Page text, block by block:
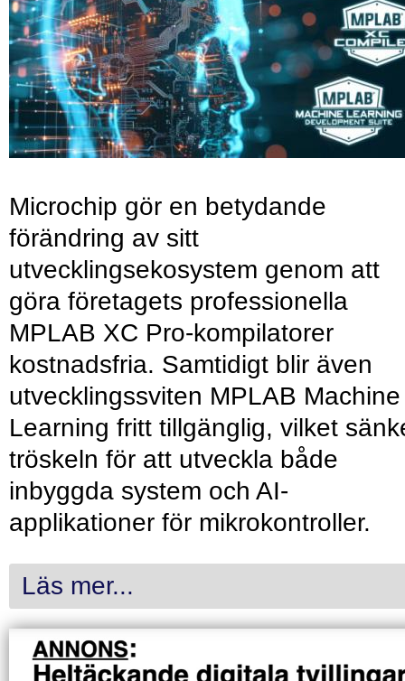
Microchip gör en betydande
förändring av sitt
utvecklingsekosystem genom att
göra företagets professionella
MPLAB XC Pro-kompilatorer
kostnadsfria. Samtidigt blir även
utvecklingssviten MPLAB Machine
Learning fritt tillgänglig, vilket
tröskeln för att utveckla både
inbyggda system och AI-
applikationer för mikrokontroller.
Läs mer...